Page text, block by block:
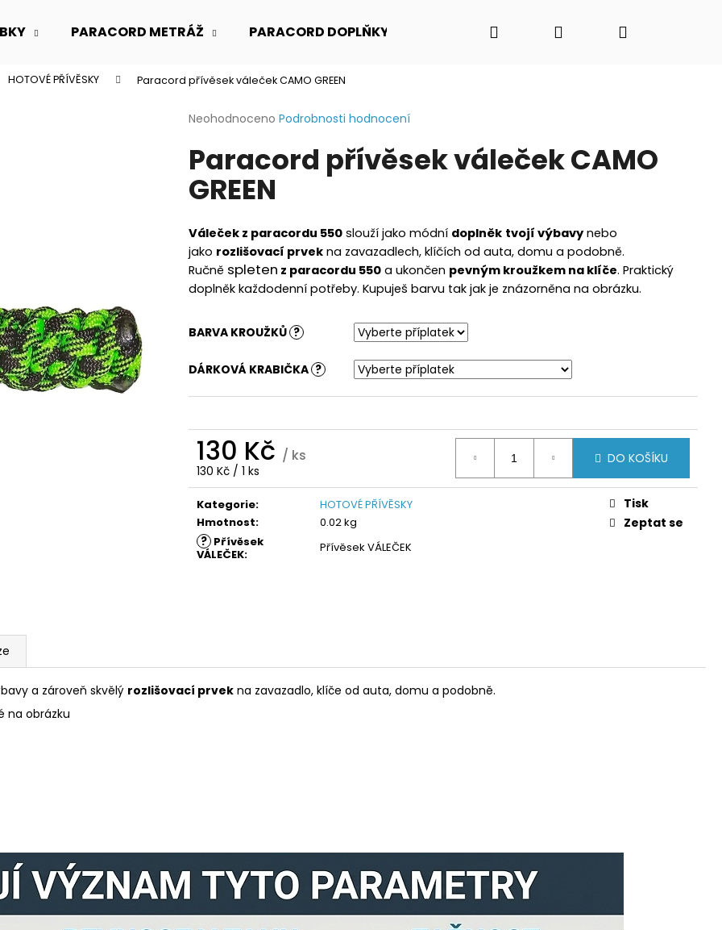
PARACORD METRÁŽ PARACORD DOPLŇKY O NÁS - PŘÍBĚH PADAKOVKA.CZ
Hledat PřihlášeníNákupní
HOTOVÉ PŘÍVĚSKY Paracord přívěsek váleček CAMO GREEN
Průměrné
produktu
je
0,0
z
hvězdiček.
Neohodnoceno Podrobnosti hodnocení
Paracord přívěsek váleček CAMO
GREEN
Váleček z paracordu 550 slouží jako módní doplněk tvojí výbavy nebo
jako rozlišovací prvek na zavazadlech, klíčích od auta, domu a podobně.
Ručně spleten z paracordu 550 a ukončen pevným kroužkem na klíče. Praktický
doplněk každodenní potřeby. Kupuješ barvu tak jak je znázorněna na obrázku.
BARVA KROUŽKŮ ?
DÁRKOVÁ KRABIČKA ?
130 Kč / ks
Měrná
cena:
130 Kč / 1 ks
DO KOŠÍKU
Kategorie:
HOTOVÉ PŘÍVĚSKY
Hmotnost: 0.02 kg
? Přívěsek
VÁLEČEK: Přívěsek VÁLEČEK
Tisk
Zeptat se
a zároveň skvělý rozlišovací prvek na zavazadlo, klíče od auta, domu a podobně.
na obrázku
Co potřebujete najít?
HLEDAT